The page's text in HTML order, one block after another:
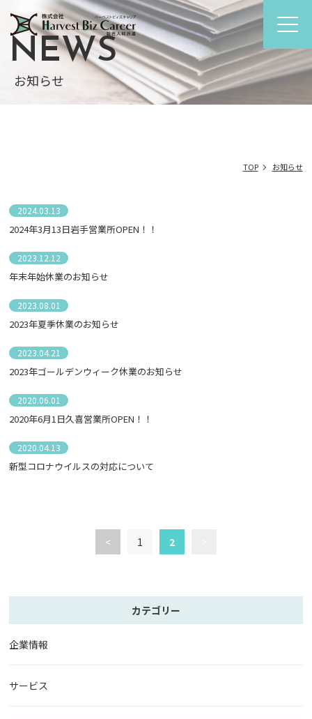
NEWS
お知らせ
TOP お知らせ
2024.03.13
2024年3月13日岩手営業所OPEN！！
2023.12.12
年末年始休業のお知らせ
2023.08.01
2023年夏季休業のお知らせ
2023.04.21
2023年ゴールデンウィーク休業のお知らせ
2020.06.01
2020年6月1日久喜営業所OPEN！！
2020.04.13
新型コロナウイルスの対応について
< 1 2
カテゴリー
企業情報
サービス